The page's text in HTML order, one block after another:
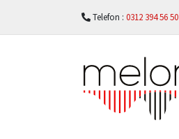
Telefon : 0312 394 56 50